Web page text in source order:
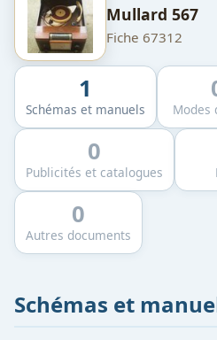
Mullard 567
Fiche 67312
1
Schémas et manuels Modes
0
Publicités et catalogues
0
Autres documents
Schémas et